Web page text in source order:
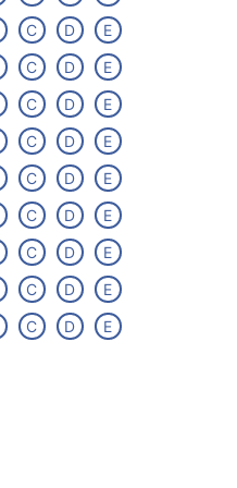
C D E
C D E
C D E
C D E
C D E
C D E
C D E
C D E
C D E